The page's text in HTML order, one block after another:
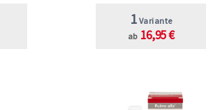
1 Variante
ab 16,95 €